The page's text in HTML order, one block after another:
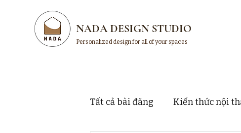
NADA DESIGN STUDIO
Personalized design for all of your spaces
Tất cả bài đăng Kiến thức nội